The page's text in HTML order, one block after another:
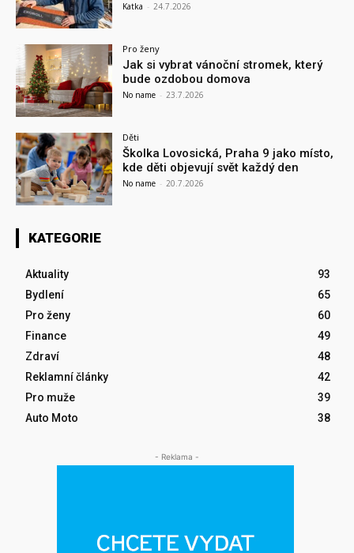
Katka - 24.7.2026
Pro ženy
Jak si vybrat vánoční stromek, který
bude ozdobou domova
No name - 23.7.2026
Děti
Školka Lovosická, Praha 9 jako místo,
kde děti objevují svět každý den
No name - 20.7.2026
KATEGORIE
Aktuality
93
Bydlení
65
Pro ženy
60
Finance
49
Zdraví
48
Reklamní články
42
Pro muže
39
Auto Moto
38
- Reklama -